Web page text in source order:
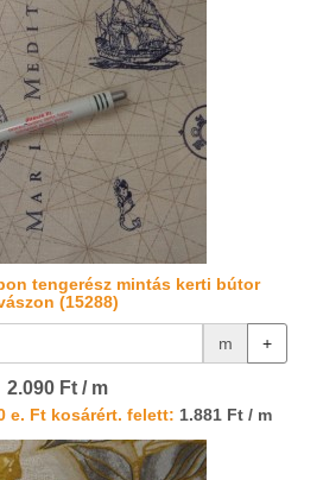
tengerész mintás kerti bútor
(15288)
m +
2.090 Ft / m
e. Ft kosárért. felett: 1.881 Ft / m